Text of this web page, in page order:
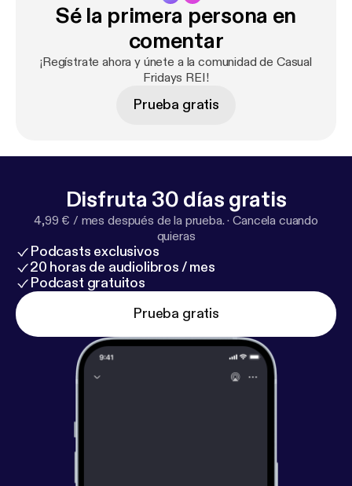
Sé la primera persona en
comentar
¡Regístrate ahora y únete a la comunidad de Casual
Fridays REI!
Prueba gratis
Disfruta 30 días gratis
4,99 € / mes después de la prueba. ·Cancela cuando
quieras
Podcasts exclusivos
20 horas de audiolibros / mes
Podcast gratuitos
Prueba gratis